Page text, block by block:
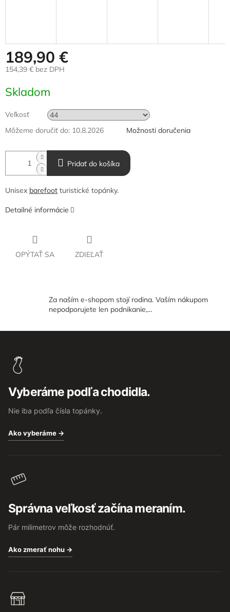
189,90 €
154,39 € bez DPH
cena:
Skladom
Veľkosť
Môžeme doručiť do: 10.8.2026 Možnosti doručenia
Pridať do košíka
Unisex barefoot turistické topánky.
Detailné informácie
OPÝTAŤ SA ZDIEĽAŤ
Za naším e-shopom stojí rodina. Vaším nákupom
nepodporujete len podnikanie,...
Vyberáme podľa chodidla.
Nie iba podľa čísla topánky.
Ako vyberáme →
Správna veľkosť začína meraním.
Pár milimetrov môže rozhodnúť.
Ako zmerať nohu →